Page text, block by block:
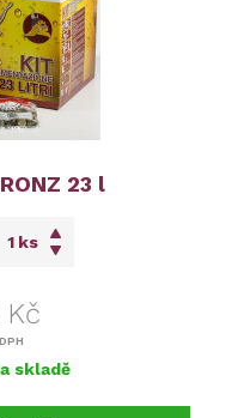
23 l
ks
Kč
skladě